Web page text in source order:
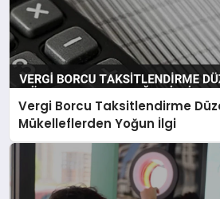
Vergi Borcu Taksitlendirme
Mükelleflerden Yoğun İlgi